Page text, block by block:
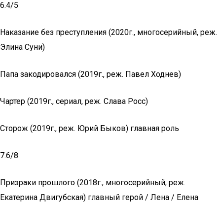
6.4/5
Наказание без преступления (2020г., многосерийный, реж.
Элина Суни)
Папа закодировался (2019г., реж. Павел Ходнев)
Чартер (2019г., сериал, реж. Слава Росс)
Сторож (2019г., реж. Юрий Быков) главная роль
7.6/8
Призраки прошлого (2018г., многосерийный, реж.
Екатерина Двигубская) главный герой / Лена / Елена